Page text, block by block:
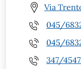
Via
045/
045/
347/